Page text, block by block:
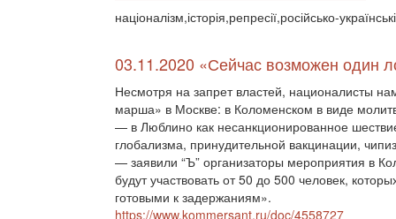
націоналізм,історія,репресії,російсько-
03.11.2020 «Сейчас возможен один
Несмотря на запрет властей, националисты
марша» в Москве: в Коломенском в виде
— в Люблино как несанкционированное
глобализма, принудительной вакцинации,
— заявили “Ъ” организаторы мероприятия в
будут участвовать от 50 до 500 человек,
готовыми к задержаниям».
https://www.kommersant.ru/doc/4558727